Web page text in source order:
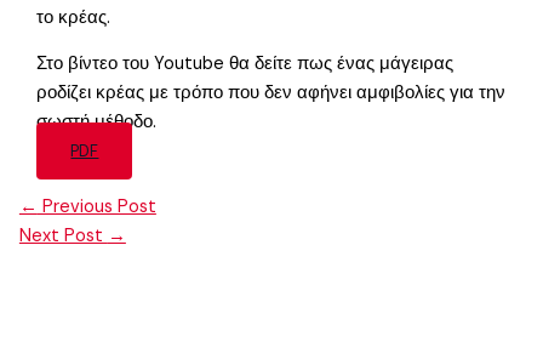
το κρέας.
Στο βίντεο του Youtube θα δείτε πως ένας μάγειρας
ροδίζει κρέας με τρόπο που δεν αφήνει αμφιβολίες για την
σωστή μέθοδο.
PDF
← Previous Post
Next Post →